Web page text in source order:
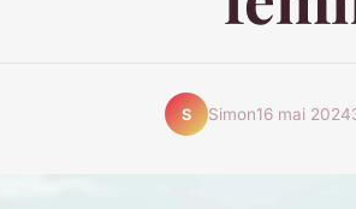
S Simon16 mai 2024